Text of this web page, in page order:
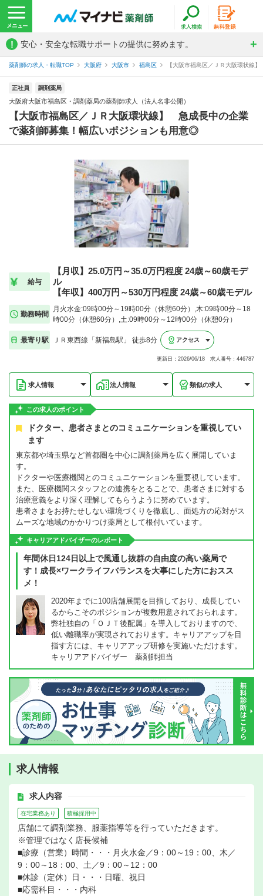
! 安心・安全な転職サポートの提供に努めます。
薬剤師の求人・転職TOP 大阪府 大阪市 福島区 【大阪市福島区／ＪＲ大阪環状線
正社員 調剤薬局
大阪府大阪市福島区・調剤薬局の薬剤師求人（法人名非公開）
【大阪市福島区／ＪＲ大阪環状線】 急成長中の企業
で薬剤師募集！幅広いポジションも用意◎
給与
【月収】25.0万円～35.0万円程度 24歳～60歳モデ
ル
【年収】400万円～530万円程度 24歳～60歳モデル
勤務時間
月火水金:09時00分～19時00分（休憩60分）,木:09時00分～18
時00分（休憩60分）,土:09時00分～12時00分（休憩0分）
最寄り駅 ＪＲ東西線「新福島駅」 徒歩8分 アクセス
更新日：2026/06/18 求人番号：446787
求人情報 法人情報 類似の求人
この求人のポイント
ドクター、患者さまとのコミュニケーションを重視してい
ます
東京都や埼玉県など首都圏を中心に調剤薬局を広く展開していま
す。
ドクターや医療機関とのコミュニケーションを重要視しています。
また、医療機関スタッフとの連携をとることで、患者さまに対する
治療意義をより深く理解してもらうように努めています。
患者さまをお持たせしない環境づくりを徹底し、面処方の応対がス
ムーズな地域のかかりつけ薬局として根付いています。
キャリアアドバイザーのレポート
年間休日124日以上で風通し抜群の自由度の高い薬局で
す！成長×ワークライフバランスを大事にした方におスス
メ！
2020年までに100店舗展開を目指しており、成長してい
るからこそのポジションが複数用意されておられます。
弊社独自の「ＯＪＴ後配属」を導入しておりますので、
低い離職率が実現されております。キャリアアップを目
指す方には、キャリアアップ研修を実施いただけます。
キャリアアドバイザー 薬剤師担当
求人情報
求人内容
在宅業務あり 積極採用中
店舗にて調剤業務、服薬指導等を行っていただきます。
※管理ではなく店長候補
■診療（営業）時間・・・月火水金／9：00～19：00、木／
9：00～18：00、土／9：00～12：00
■休診（定休）日・・・日曜、祝日
■応需科目・・・内科